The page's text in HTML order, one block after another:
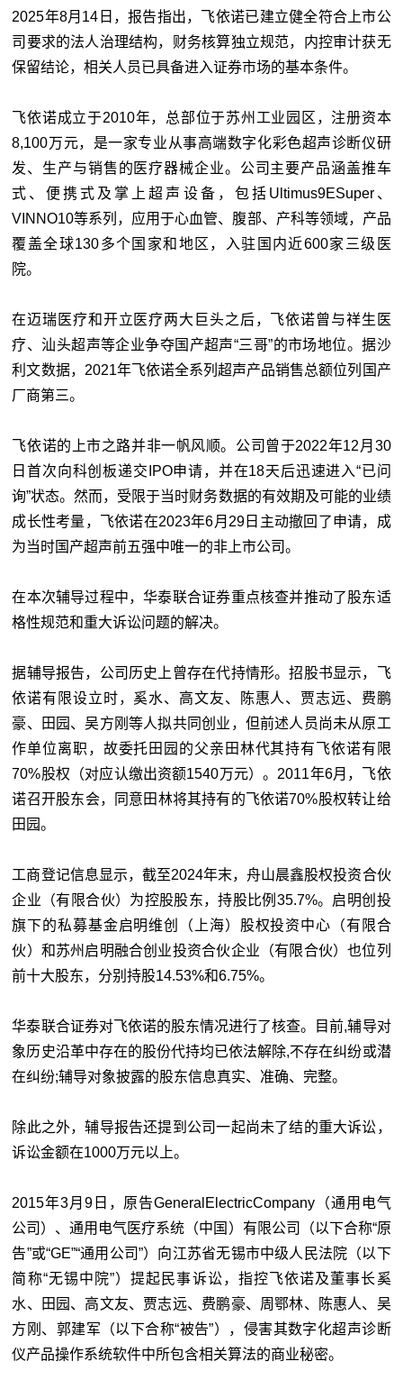
2025年8月14日，报告指出，飞依诺已建立健全符合上市公
司要求的法人治理结构，财务核算独立规范，内控审计获无
保留结论，相关人员已具备进入证券市场的基本条件。
飞依诺成立于2010年，总部位于苏州工业园区，注册资本
8,100万元，是一家专业从事高端数字化彩色超声诊断仪研
发、生产与销售的医疗器械企业。公司主要产品涵盖推车
式、便携式及掌上超声设备，包括Ultimus9ESuper、
VINNO10等系列，应用于心血管、腹部、产科等领域，产品
覆盖全球130多个国家和地区，入驻国内近600家三级医
院。
在迈瑞医疗和开立医疗两大巨头之后，飞依诺曾与祥生医
疗、汕头超声等企业争夺国产超声“三哥”的市场地位。据沙
利文数据，2021年飞依诺全系列超声产品销售总额位列国产
厂商第三。
飞依诺的上市之路并非一帆风顺。公司曾于2022年12月30
日首次向科创板递交IPO申请，并在18天后迅速进入“已问
询”状态。然而，受限于当时财务数据的有效期及可能的业绩
成长性考量，飞依诺在2023年6月29日主动撤回了申请，成
为当时国产超声前五强中唯一的非上市公司。
在本次辅导过程中，华泰联合证券重点核查并推动了股东适
格性规范和重大诉讼问题的解决。
据辅导报告，公司历史上曾存在代持情形。招股书显示，飞
依诺有限设立时，奚水、高文友、陈惠人、贾志远、费鹏
豪、田园、吴方刚等人拟共同创业，但前述人员尚未从原工
作单位离职，故委托田园的父亲田林代其持有飞依诺有限
70%股权（对应认缴出资额1540万元）。2011年6月，飞依
诺召开股东会，同意田林将其持有的飞依诺70%股权转让给
田园。
工商登记信息显示，截至2024年末，舟山晨鑫股权投资合伙
企业（有限合伙）为控股股东，持股比例35.7%。启明创投
旗下的私募基金启明维创（上海）股权投资中心（有限合
伙）和苏州启明融合创业投资合伙企业（有限合伙）也位列
前十大股东，分别持股14.53%和6.75%。
华泰联合证券对飞依诺的股东情况进行了核查。目前,辅导对
象历史沿革中存在的股份代持均已依法解除,不存在纠纷或潜
在纠纷;辅导对象披露的股东信息真实、准确、完整。
除此之外，辅导报告还提到公司一起尚未了结的重大诉讼，
诉讼金额在1000万元以上。
2015年3月9日，原告GeneralElectricCompany（通用电气
公司）、通用电气医疗系统（中国）有限公司（以下合称“原
告”或“GE”“通用公司”）向江苏省无锡市中级人民法院（以下
简称“无锡中院”）提起民事诉讼，指控飞依诺及董事长奚
水、田园、高文友、贾志远、费鹏豪、周鄂林、陈惠人、吴
方刚、郭建军（以下合称“被告”），侵害其数字化超声诊断
仪产品操作系统软件中所包含相关算法的商业秘密。